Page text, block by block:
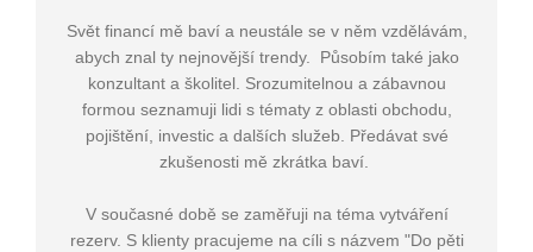
Svět financí mě baví a neustále se v něm vzdělávám,
abych znal ty nejnovější trendy. Působím také jako
konzultant a školitel. Srozumitelnou a zábavnou
formou seznamuji lidi s tématy z oblasti obchodu,
pojištění, investic a dalších služeb. Předávat své
zkušenosti mě zkrátka baví.
V současné době se zaměřuji na téma vytváření
rezerv. S klienty pracujeme na cíli s názvem "Do pěti